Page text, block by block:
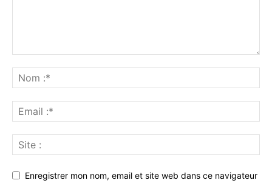
Enregistrer mon nom, email et site web dans ce navigateur